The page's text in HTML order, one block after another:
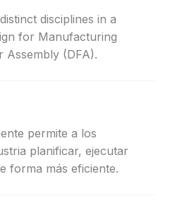
disciplines in a
for Manufacturing
Assembly (DFA).
permite a los
planificar, ejecutar
forma más eficiente.